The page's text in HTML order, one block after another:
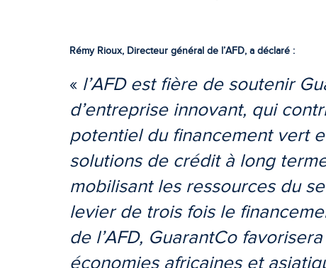
Rémy Rioux, Directeur général de l’AFD, a déclaré :
«l’AFD est fière de soutenir
d’entreprise innovant, qui
potentiel du financement vert
solutions de crédit à long
mobilisant les ressources du
levier de trois fois le
de l’AFD, GuarantCo
économies africaines et